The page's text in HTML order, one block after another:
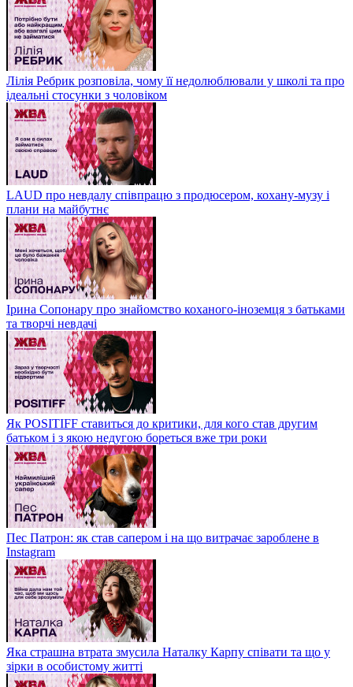
Лілія Ребрик розповіла, чому її недолюблювали у школі та про
ідеальні стосунки з чоловіком
LAUD про невдалу співпрацю з продюсером, кохану-музу і
плани на майбутнє
Ірина Сопонару про знайомство коханого-іноземця з батьками
та творчі невдачі
Як POSITIFF ставиться до критики, для кого став другим
батьком і з якою недугою бореться вже три роки
Пес Патрон: як став сапером і на що витрачає зароблене в
Instagram
Яка страшна втрата змусила Наталку Карпу співати та що у
зірки в особистому житті